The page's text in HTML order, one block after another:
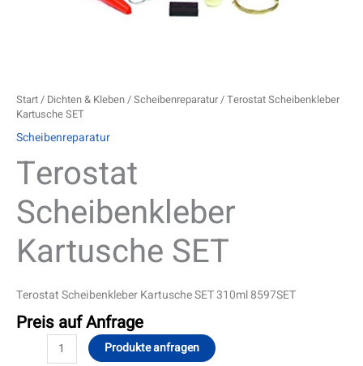
Start/ Dichten & Kleben/Scheibenreparatur/ Terostat Scheibenkleber
Kartusche SET
Scheibenreparatur
Terostat
Scheibenkleber
Kartusche SET
Terostat Scheibenkleber Kartusche SET 310ml 8597SET
Preis auf Anfrage
Produkte anfragen